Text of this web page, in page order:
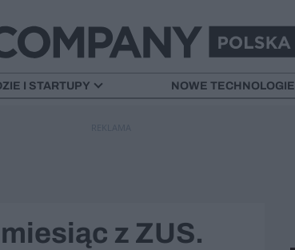
I STARTUPY NOWE TECHNOLOGIE
z ZUS.